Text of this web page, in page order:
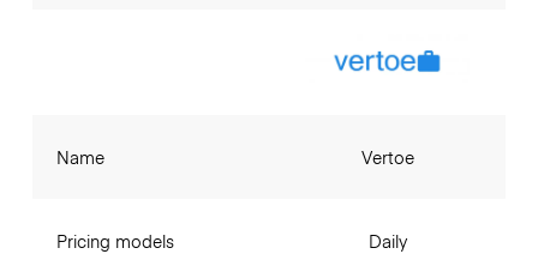
Name
Pricing models
Vertoe
Daily